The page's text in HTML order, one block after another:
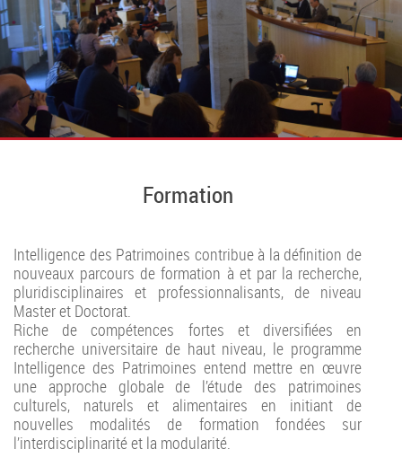
Formation
Intelligence des Patrimoines contribue à la définition de
nouveaux parcours de formation à et par la recherche,
pluridisciplinaires et professionnalisants, de niveau
Master et Doctorat.
Riche de compétences fortes et diversifiées en
recherche universitaire de haut niveau, le programme
Intelligence des Patrimoines entend mettre en œuvre
une approche globale de l’étude des patrimoines
culturels, naturels et alimentaires en initiant de
nouvelles modalités de formation fondées sur
l’interdisciplinarité et la modularité.